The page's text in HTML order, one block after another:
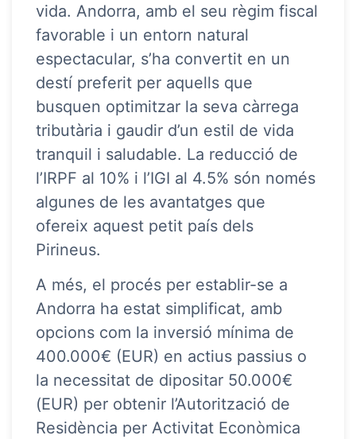
vida. Andorra, amb el seu règim fiscal
favorable i un entorn natural
espectacular, s’ha convertit en un
destí preferit per aquells que
busquen optimitzar la seva càrrega
tributària i gaudir d’un estil de vida
tranquil i saludable. La reducció de
l’IRPF al 10% i l’IGI al 4.5% són només
algunes de les avantatges que
ofereix aquest petit país dels
Pirineus.
A més, el procés per establir-se a
Andorra ha estat simplificat, amb
opcions com la inversió mínima de
400.000€ (EUR) en actius passius o
la necessitat de dipositar 50.000€
(EUR) per obtenir l’Autorització de
Residència per Activitat Econòmica